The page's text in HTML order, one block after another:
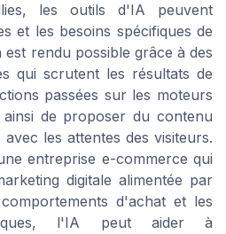
les outils d'IA peuvent
et les besoins spécifiques de
rendu possible grâce à des
qui scrutent les résultats de
passées sur les moteurs
de proposer du contenu
les attentes des visiteurs.
entreprise e-commerce qui
digitale alimentée par
d'achat et les
l'IA peut aider à